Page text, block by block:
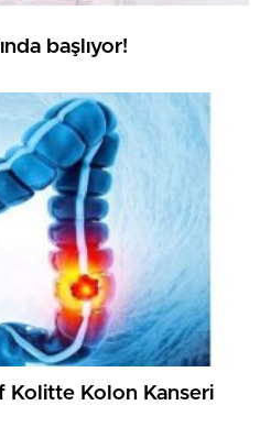
başlıyor!
Kolitte Kolon Kanseri